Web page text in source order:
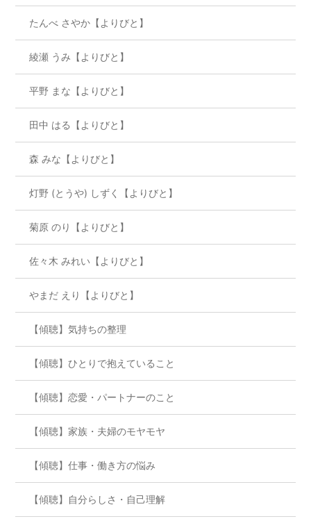
たんべ さやか【よりびと】
綾瀬 うみ【よりびと】
平野 まな【よりびと】
田中 はる【よりびと】
森 みな【よりびと】
灯野 (とうや) しずく【よりびと】
菊原 のり【よりびと】
佐々木 みれい【よりびと】
やまだ えり【よりびと】
【傾聴】気持ちの整理
【傾聴】ひとりで抱えていること
【傾聴】恋愛・パートナーのこと
【傾聴】家族・夫婦のモヤモヤ
【傾聴】仕事・働き方の悩み
【傾聴】自分らしさ・自己理解